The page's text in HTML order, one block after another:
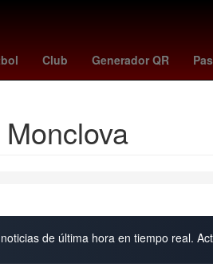
Club Generador QR
HBO Empresa florian monzon
de última hora en tiempo real.